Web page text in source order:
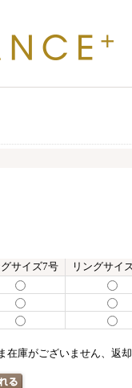
グサイズ7号 リングサイ
庫がございません、返却